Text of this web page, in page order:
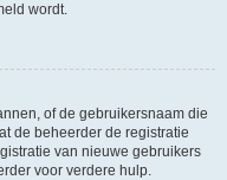
wordt.
of de gebruikersnaam die
de beheerder de registratie
van nieuwe gebruikers
voor verdere hulp.